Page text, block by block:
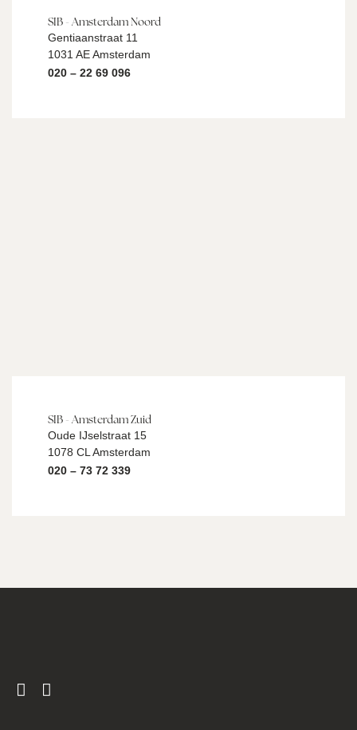
SIB - Amsterdam Noord
Gentiaanstraat 11
1031 AE Amsterdam
020 – 22 69 096
SIB - Amsterdam Zuid
Oude IJselstraat 15
1078 CL Amsterdam
020 – 73 72 339